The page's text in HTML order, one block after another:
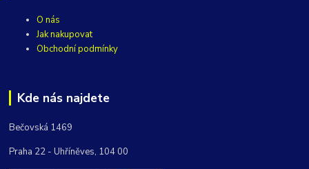
O nás
Jak nakupovat
Obchodní podmínky
Kde nás najdete
Bečovská 1469
Praha 22 - Uhříněves, 104 00